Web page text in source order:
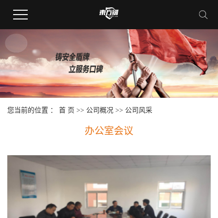
您当前的位置 ： 首 页 >> 公司概况 >> 公司风采
办公室会议